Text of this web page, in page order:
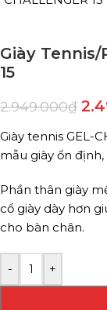
Giày Tennis/
15
2.949.000₫
Giày tennis GEL-
mẫu giày ổn
Phần thân giày
cổ giày dày hơn
cho bàn chân.
- +